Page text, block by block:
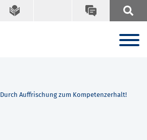
Durch Auffrischung zum Kompetenzerhalt!